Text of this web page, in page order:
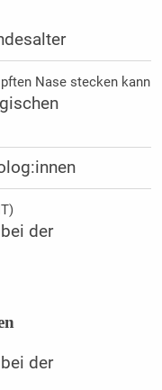
Nase stecken kann
der
der